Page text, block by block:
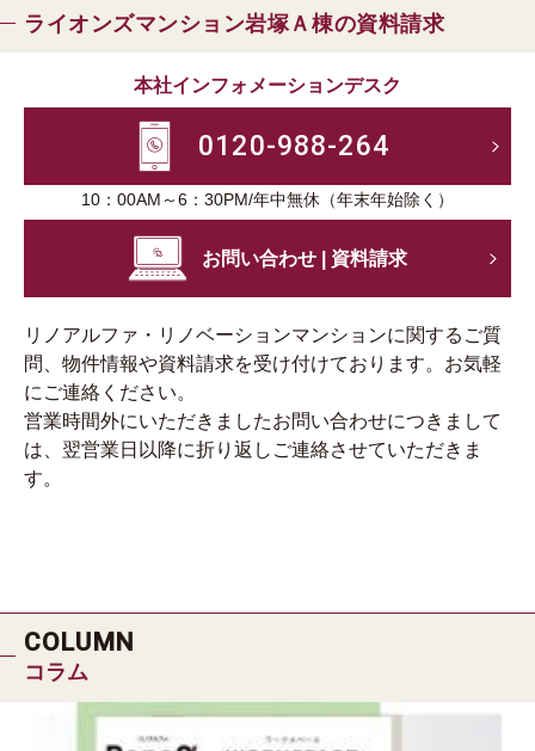
ライオンズマンション岩塚Ａ棟の資料請求
本社インフォメーションデスク
0120-988-264
10：00AM～6：30PM/年中無休（年末年始除く）
お問い合わせ | 資料請求
リノアルファ・リノベーションマンションに関するご質
問、物件情報や資料請求を受け付けております。お気軽
にご連絡ください。
営業時間外にいただきましたお問い合わせにつきまして
は、翌営業日以降に折り返しご連絡させていただきま
す。
COLUMN
コラム